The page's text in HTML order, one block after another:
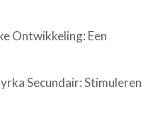
Ontwikkeling: Een
Secundair: Stimuleren